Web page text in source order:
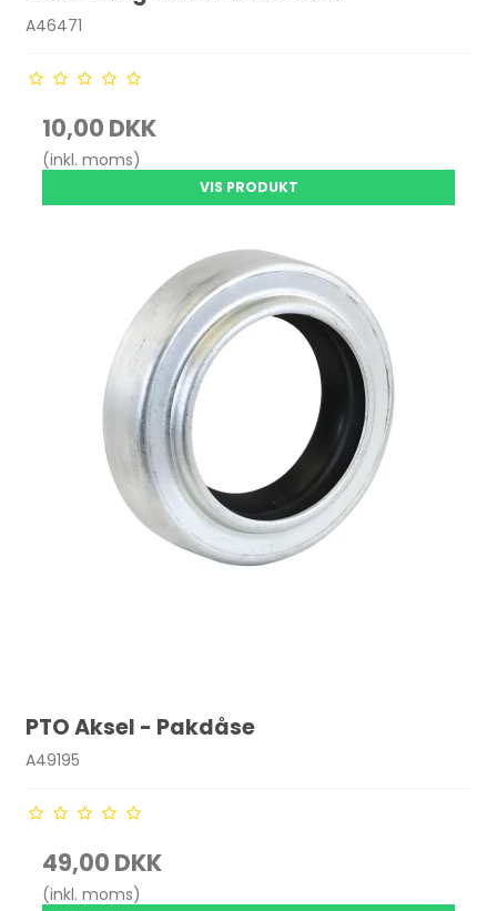
A46471
10,00 DKK
(inkl. moms)
VIS PRODUKT
PTO Aksel - Pakdåse
A49195
49,00 DKK
(inkl. moms)